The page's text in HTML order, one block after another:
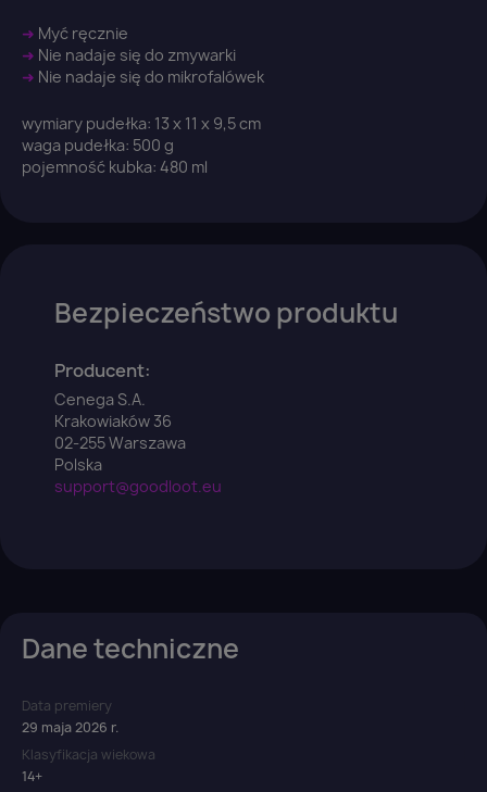
➜ Myć ręcznie
➜ Nie nadaje się do zmywarki
➜ Nie nadaje się do mikrofalówek
wymiary pudełka: 13 x 11 x 9,5 cm
waga pudełka: 500 g
pojemność kubka: 480 ml
Bezpieczeństwo produktu
Producent:
Cenega S.A.
Krakowiaków 36
02-255 Warszawa
Polska
support@goodloot.eu
Dane techniczne
Data premiery
29 maja 2026 r.
Klasyfikacja wiekowa
14+
You need to be logged in to save products in your
wish list.
Anuluj